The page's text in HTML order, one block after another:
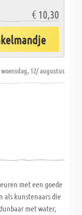
€ 10,30
woensdag, 12/ augustus
met een goede
als kunstenaars die
met water,